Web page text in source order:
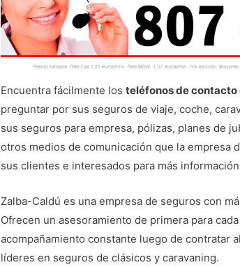
Encuentra fácilmente losteléfonos de
preguntar por sus seguros de viaje, coche,
sus seguros para empresa, pólizas, planes de
otros medios de comunicación que la empresa
sus clientes e interesados para más
Zalba-Caldú es una empresa de seguros con
Ofrecen un asesoramiento de primera para
acompañamiento constante luego de contratar
líderes en seguros de clásicos y caravaning.